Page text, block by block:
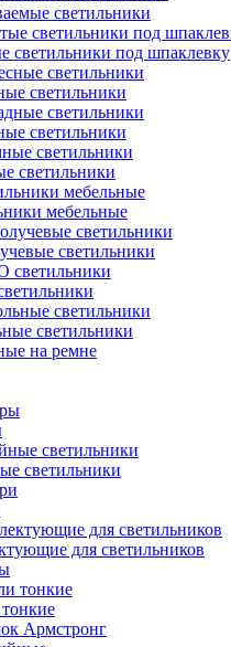
светильники
светильники под шпаклевку
светильники
светильники
светильники
мебельные
светильники
светильники
на ремне
светильники
для светильников
Армстронг